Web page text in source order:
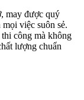
may được quý
việc suôn sẻ.
công mà không
lượng chuẩn